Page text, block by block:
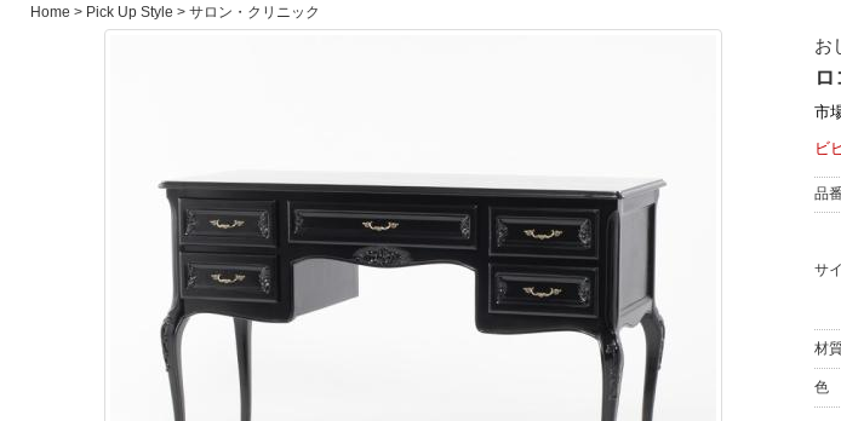
Home > Pick Up Style > サロン・クリニック
お
市
ビ
品番
サ
材
色